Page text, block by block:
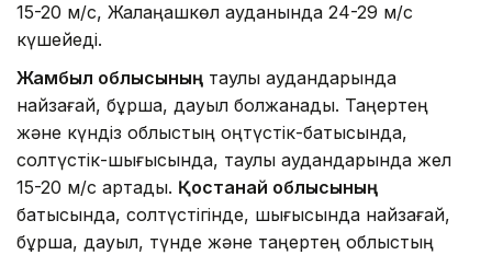
15-20 м/с, Жалаңашкөл ауданында 24-29 м/с
күшейеді.
Жамбыл облысының таулы аудандарында
найзағай, бұршақ, дауыл болжанады. Таңертең
және күндіз облыстың оңтүстік-батысында,
солтүстік-шығысында, таулы аудандарында жел
15-20 м/с артады. Қостанай облысының
батысында, солтүстігінде, шығысында найзағай,
бұршақ, дауыл, түнде және таңертең облыстың